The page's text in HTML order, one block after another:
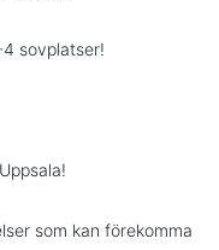
sovplatser!
som kan förekomma